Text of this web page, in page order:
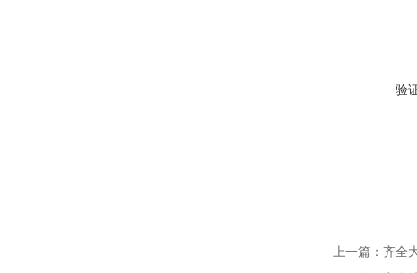
验
上一篇： 齐全